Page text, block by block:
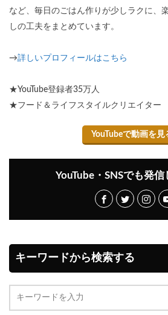
など、毎日のごはん作りが少しラクに、
しの工夫をまとめています。
→詳しいプロフィールはこちら
★YouTube登録者35万人
★フード＆ライフスタイルクリエイター
YouTubeで動画を見
YouTube・SNSでも発
キーワードから検索する